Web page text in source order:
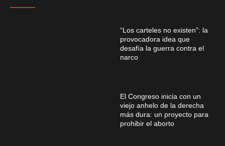
“Los carteles no existen”: la
provocadora idea que
desafía la guerra contra el
narco
El Congreso inicia con un
viejo anhelo de la derecha
más dura: un proyecto para
prohibir el aborto